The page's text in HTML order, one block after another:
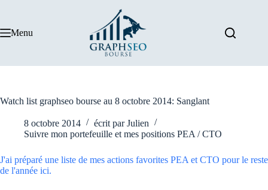
Menu
Watch list graphseo bourse au 8 octobre 2014: Sanglant
8 octobre 2014 écrit par Julien
Suivre mon portefeuille et mes positions PEA / CTO
J'ai préparé une liste de mes actions favorites PEA et CTO pour le reste
de l'année ici.